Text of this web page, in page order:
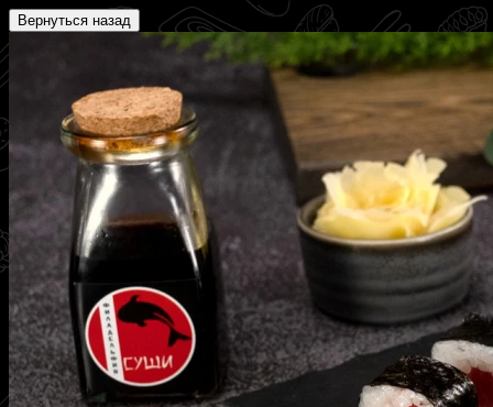
Вернуться назад